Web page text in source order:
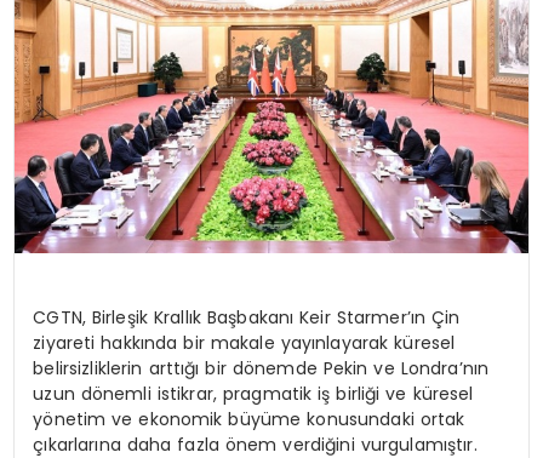
CGTN, Birleşik Krallık Başbakanı Keir Starmer’ın Çin
ziyareti hakkında bir makale yayınlayarak küresel
belirsizliklerin arttığı bir dönemde Pekin ve Londra’nın
uzun dönemli istikrar, pragmatik iş birliği ve küresel
yönetim ve ekonomik büyüme konusundaki ortak
çıkarlarına daha fazla önem verdiğini vurgulamıştır.